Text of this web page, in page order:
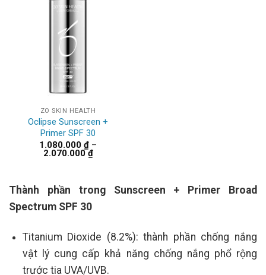
ZO SKIN HEALTH
Oclipse Sunscreen +
Primer SPF 30
1.080.000 ₫ –
2.070.000 ₫Khoảng
giá:
đến
2.070.000 ₫
Thành phần trong Sunscreen + Primer Broad
Spectrum SPF 30
Titanium Dioxide (8.2%): thành phần chống nắng
vật lý cung cấp khả năng chống nắng phổ rộng
trước tia UVA/UVB.